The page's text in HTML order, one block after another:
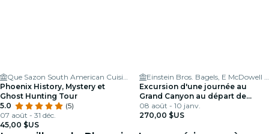
Que Sazon South American Cuisine & Ceviche Bar
Phoenix History, Mystery et
Ghost Hunting Tour
5.0
(5)
07 août - 31 déc.
45,00 $US
Einstein Bros. Bagels, E McDowell Road, Phoenix
Excursion d'une journée au
Grand Canyon au départ de
Phoenix
08 août - 10 janv.
270,00 $US